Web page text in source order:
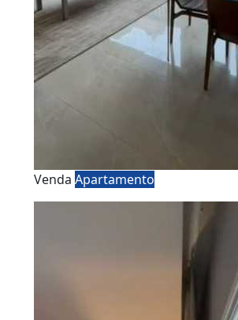
Venda Apartamento